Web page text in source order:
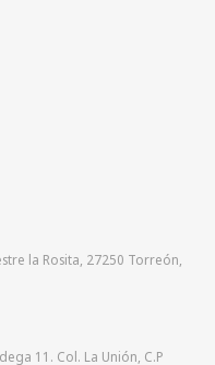
la Rosita, 27250 Torreón,
11. Col. La Unión, C.P